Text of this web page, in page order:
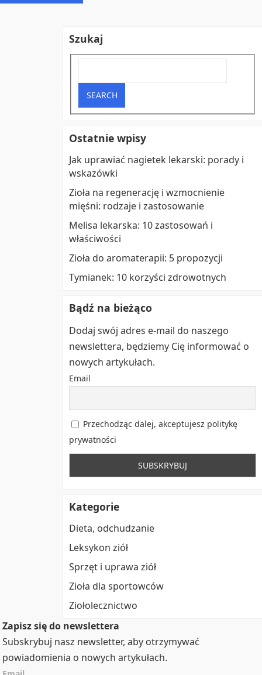
Szukaj
Ostatnie wpisy
Jak uprawiać nagietek lekarski: porady i
wskazówki
Zioła na regenerację i wzmocnienie
mięśni: rodzaje i zastosowanie
Melisa lekarska: 10 zastosowań i
właściwości
Zioła do aromaterapii: 5 propozycji
Tymianek: 10 korzyści zdrowotnych
Bądź na bieżąco
Dodaj swój adres e-mail do naszego
newslettera, będziemy Cię informować o
nowych artykułach.
Email
Przechodząc dalej, akceptujesz politykę
prywatności
Kategorie
Dieta, odchudzanie
Leksykon ziół
Sprzęt i uprawa ziół
Zioła dla sportowców
Ziołolecznictwo
Zapisz się do newslettera
Subskrybuj nasz newsletter, aby otrzymywać
powiadomienia o nowych artykułach.